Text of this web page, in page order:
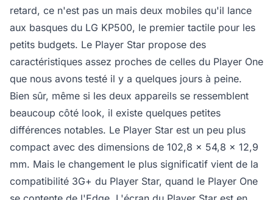
retard, ce n'est pas un mais deux mobiles qu'il lance
aux basques du LG KP500, le premier tactile pour les
petits budgets. Le Player Star propose des
caractéristiques assez proches de celles du Player One
que nous avons testé il y a quelques jours à peine.
Bien sûr, même si les deux appareils se ressemblent
beaucoup côté look, il existe quelques petites
différences notables. Le Player Star est un peu plus
compact avec des dimensions de 102,8 x 54,8 x 12,9
mm. Mais le changement le plus significatif vient de la
compatibilité 3G+ du Player Star, quand le Player One